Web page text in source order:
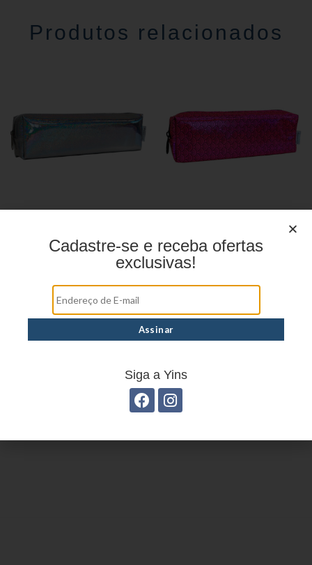
Produtos relacionados
Estojo Juvenil YS27109
Cadastre-se e receba ofertas
exclusivas!
Siga a Yins